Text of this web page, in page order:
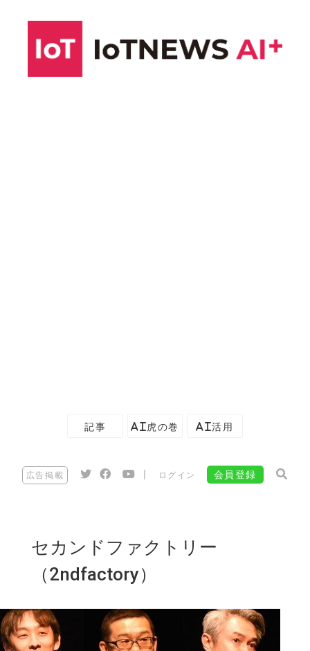
記事 AI虎の巻 AI活用
広告掲載 ログイン 会員登録
セカンドファクトリー
（2ndfactory）